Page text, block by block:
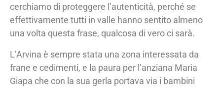
cerchiamo di proteggere l’autenticità, perché se
effettivamente tutti in valle hanno sentito almeno
una volta questa frase, qualcosa di vero ci sarà.
L’Arvina è sempre stata una zona interessata da
frane e cedimenti, e la paura per l’anziana Maria
Giapa che con la sua gerla portava via i bambini